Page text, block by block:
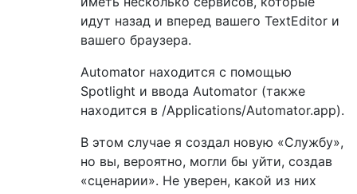
идут назад и вперед вашего TextEditor и
вашего браузера.
Automator находится с помощью
Spotlight и ввода Automator (также
находится в /Applications/Automator.app).
В этом случае я создал новую «Службу»,
но вы, вероятно, могли бы уйти, создав
«сценарии». Не уверен, какой из них